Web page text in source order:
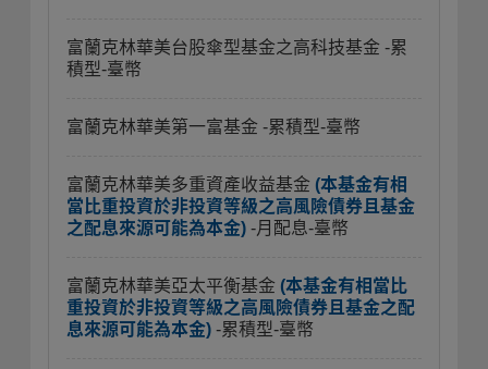
富蘭克林華美台股傘型基金之高科技基金 -累
積型-臺幣
富蘭克林華美第一富基金 -累積型-臺幣
富蘭克林華美多重資產收益基金 (本基金有相
當比重投資於非投資等級之高風險債券且基金
之配息來源可能為本金) -月配息-臺幣
富蘭克林華美亞太平衡基金 (本基金有相當比
重投資於非投資等級之高風險債券且基金之配
息來源可能為本金) -累積型-臺幣